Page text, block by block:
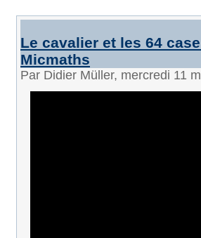
Le cavalier et les 64
Micmaths
Par Didier Müller, mercredi 11